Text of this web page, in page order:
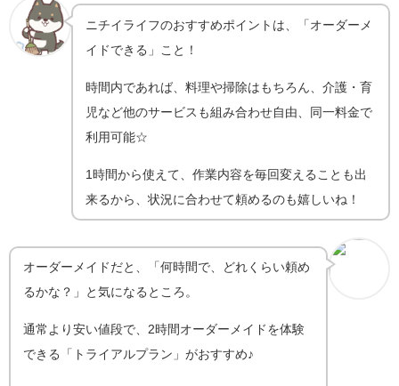
ニチイライフのおすすめポイントは、「オーダーメ
イドできる」こと！
時間内であれば、料理や掃除はもちろん、介護・育
児など他のサービスも組み合わせ自由、同一料金で
利用可能☆
1時間から使えて、作業内容を毎回変えることも出
来るから、状況に合わせて頼めるのも嬉しいね！
オーダーメイドだと、「何時間で、どれくらい頼め
るかな？」と気になるところ。
通常より安い値段で、2時間オーダーメイドを体験
できる「トライアルプラン」がおすすめ♪